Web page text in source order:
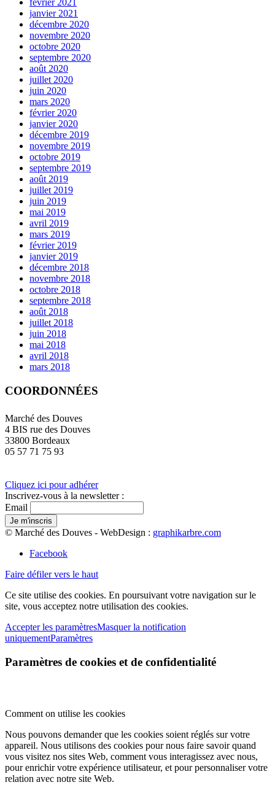
février 2021
janvier 2021
décembre 2020
novembre 2020
octobre 2020
septembre 2020
août 2020
juillet 2020
juin 2020
mars 2020
février 2020
janvier 2020
décembre 2019
novembre 2019
octobre 2019
septembre 2019
août 2019
juillet 2019
juin 2019
mai 2019
avril 2019
mars 2019
février 2019
janvier 2019
décembre 2018
novembre 2018
octobre 2018
septembre 2018
août 2018
juillet 2018
juin 2018
mai 2018
avril 2018
mars 2018
COORDONNÉES
Marché des Douves
4 BIS rue des Douves
33800 Bordeaux
05 57 71 75 93
Cliquez ici pour adhérer
Inscrivez-vous à la newsletter :
Email
© Marché des Douves - WebDesign : graphikarbre.com
Facebook
Faire défiler vers le haut
Ce site utilise des cookies. En poursuivant votre navigation sur le
site, vous acceptez notre utilisation des cookies.
Accepter les paramètresMasquer la notification
uniquementParamètres
Paramètres de cookies et de confidentialité
Comment on utilise les cookies
Nous pouvons demander que les cookies soient réglés sur votre
appareil. Nous utilisons des cookies pour nous faire savoir quand
vous visitez nos sites Web, comment vous interagissez avec nous,
pour enrichir votre expérience utilisateur, et pour personnaliser votre
relation avec notre site Web.